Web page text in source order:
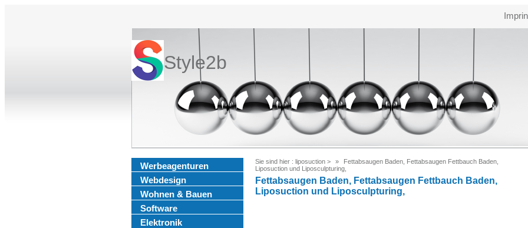
Style2b
Werbeagenturen
Webdesign
Wohnen & Bauen
Software
Elektronik
Sie sind hier : liposuction >
Fettabsaugen Baden, Fettabsaugen Fettbauch Baden,
Liposuction und Liposculpturing,
Fettabsaugen Baden, Fettabsaugen Fettbauch Baden,
Liposuction und Liposculpturing,